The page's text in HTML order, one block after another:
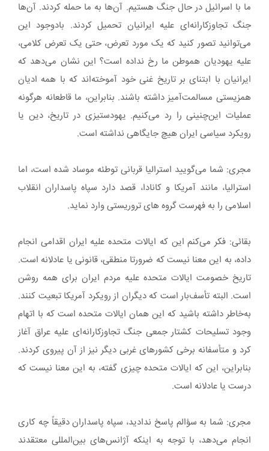
ما با اسرائیل در حال جنگ هستیم. آن‌ها به ما حمله کردند. آن‌ها
جنگ تجاوزکارانه‌ای علیه ایرانیان تحمیل کردند. بادوجود این
می‌توانید تصور کنید که یک مورد تعرض، حتی یک تعرض کلامی،
علیه یهودیان هموطن ما رخ نداده است؟ این نشان می‌دهد که
ایرانیان با ابتنای بر تاریخ غنی خود آموخته‌اند که با همه ادیان
همزیستی مسالمت‌آمیز داشته باشند. بنابراین، ما قاطعانه هرگونه
عملیات این‌چنینی را رد می‌کنیم. یهودستیزی در تاریخ، دین یا
رویکرد سیاسی ایران هیچ جایگاهی نداشته است.
مجری: شما می‌گویید استرالیا قربانی توطئه موساد شده است، اما
استرالیا، مانند آمریکا و کانادا، قصد دارد سپاه پاسداران انقلاب
اسلامی را به‌ فهرست گروه های تروریستی وارد نماید.
بقائی: فکر می‌کنم این که ایالات متحده علیه ایران اقدامی انجام
داده، به این معنا نیست که ضرورتا منطقی، قانونی یا عادلانه است.
تاریخ خصومت ایالات متحده علیه مردم ایران برای همه روشن
است. البته تأسف‌بار است که دیگران از رویکرد آمریکا تبعیت کنند.
به‌خاطر داشته باشید که این همان ایالات متحده است که با اتهام
وجود تسلیحات کشتار جمعی جنگ تجاوزکارانه‌ای علیه عراق آغاز
کرد و متأسفانه برخی کشورهای غربی دیگر نیز از آن پیروی کردند.
بنابراین، این که ایالات متحده چیزی گفته، به این معنا نیست که
درست یا عادلانه است.
مجری: شما به سؤالم پاسخ ندادید، سپاه پاسداران دقیقاً چه کاری
انجام می‌دهد، با توجه به اینکه آژانس‌های بین‌المللی معتقدند